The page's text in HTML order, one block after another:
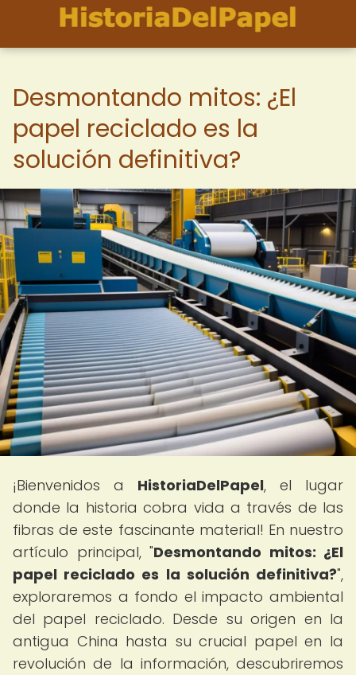
Desmontando mitos: ¿El
papel reciclado es la
solución definitiva?
¡Bienvenidos a HistoriaDelPapel, el lugar
donde la historia cobra vida a través de las
fibras de este fascinante material! En nuestro
artículo principal, "Desmontando mitos: ¿El
papel reciclado es la solución definitiva?",
exploraremos a fondo el impacto ambiental
del papel reciclado. Desde su origen en la
antigua China hasta su crucial papel en la
revolución de la información, descubriremos